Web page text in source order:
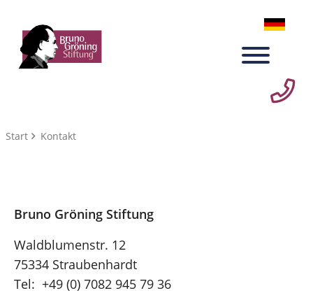
Start Kontakt
Bruno Gröning Stiftung
Waldblumenstr. 12
75334 Straubenhardt
Tel: +49 (0) 7082 945 79 36